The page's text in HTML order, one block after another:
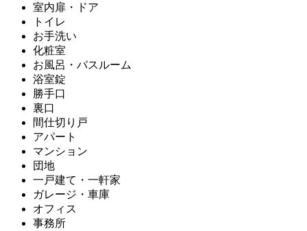
室内扉・ドア
トイレ
お手洗い
化粧室
お風呂・バスルーム
浴室錠
勝手口
裏口
間仕切り戸
アパート
マンション
団地
一戸建て・一軒家
ガレージ・車庫
オフィス
事務所